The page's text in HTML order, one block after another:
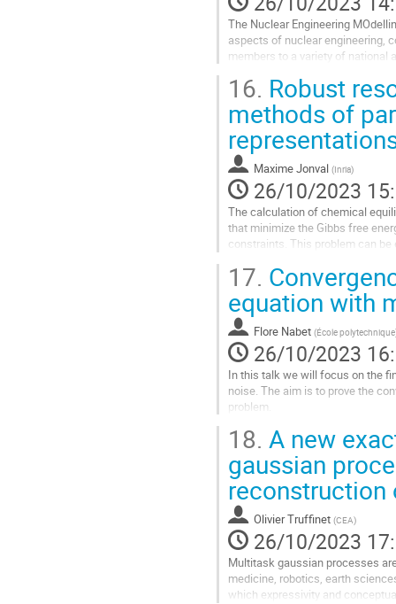
contribution
The Nuclear Engineering
aspects of nuclear engineering,
members to a variety of national
Aller
à
page
de
la
contribution
16. Robust
methods of
Maxime Jonval (Inria)
26/10/2023
The calculation of chemical
that minimize the Gibbs free
constraints. This problem can
Aller
à
la
page
de
la
contribution
17.
equation with
Flore Nabet (École polytechnique
26/10/2023
In this talk we will focus on the
noise. The aim is to prove the
problem.
representation theorem...
Aller
à
la
page
de
la
contribution
18. A new
gaussian
reconstruction
Olivier Truffinet (CEA)
26/10/2023
Multitask gaussian processes
medicine, robotics, earth
which expressivity and